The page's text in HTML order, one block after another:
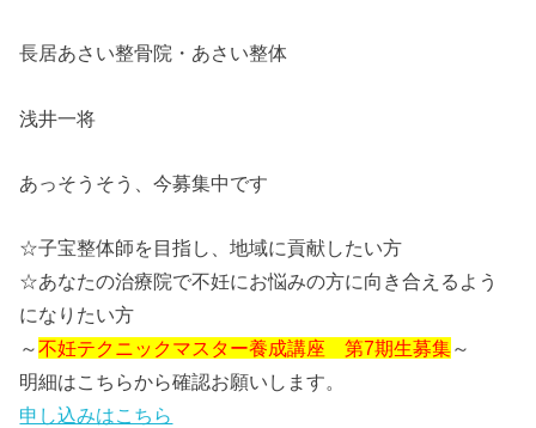
長居あさい整骨院・あさい整体
浅井一将
あっそうそう、今募集中です
☆子宝整体師を目指し、地域に貢献したい方
☆あなたの治療院で不妊にお悩みの方に向き合えるよう
になりたい方
～不妊テクニックマスター養成講座 第7期生募集～
明細はこちらから確認お願いします。
申し込みはこちら